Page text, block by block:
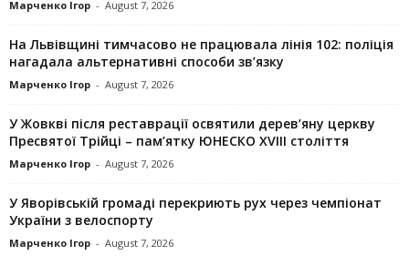
Марченко Ігор - August 7, 2026
На Львівщині тимчасово не працювала лінія 102: поліція
нагадала альтернативні способи зв’язку
Марченко Ігор - August 7, 2026
У Жовкві після реставрації освятили дерев’яну церкву
Пресвятої Трійці – пам’ятку ЮНЕСКО XVIII століття
Марченко Ігор - August 7, 2026
У Яворівській громаді перекриють рух через чемпіонат
України з велоспорту
Марченко Ігор - August 7, 2026